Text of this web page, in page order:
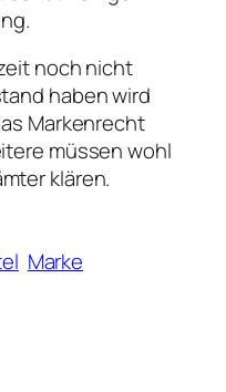
noch nicht
haben wird
Markenrecht
müssen wohl
klären.
Marke